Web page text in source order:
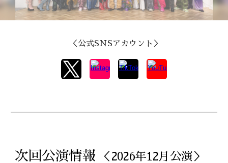
＜公式SNSアカウント ＞
次回 公演情報 ＜2026年12月公演＞